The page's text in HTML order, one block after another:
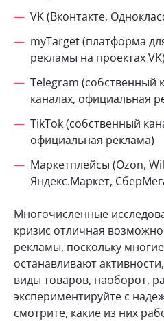
VK (Вконтакте,
myTarget (платформа
рекламы на проектах VK)
Telegram (собственный
каналах, официальная
TikTok (собственный
официальная реклама)
Маркетплейсы (Ozon,
Яндекс.Маркет,
Многочисленные
кризис отличная
рекламы, поскольку
останавливают
виды товаров, наоборот,
экспериментируйте с
смотрите, какие из них